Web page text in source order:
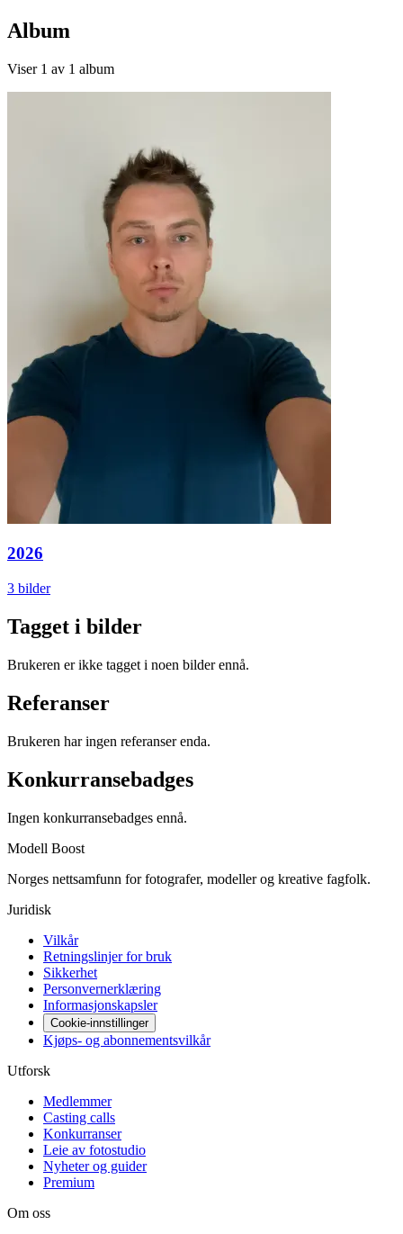
Album
Viser 1 av 1 album
2026
3 bilder
Tagget i bilder
Brukeren er ikke tagget i noen bilder ennå.
Referanser
Brukeren har ingen referanser enda.
Konkurransebadges
Ingen konkurransebadges ennå.
Modell Boost
Norges nettsamfunn for fotografer, modeller og kreative fagfolk.
Juridisk
Vilkår
Retningslinjer for bruk
Sikkerhet
Personvernerklæring
Informasjonskapsler
Cookie-innstillinger
Kjøps- og abonnementsvilkår
Utforsk
Medlemmer
Casting calls
Konkurranser
Leie av fotostudio
Nyheter og guider
Premium
Om oss